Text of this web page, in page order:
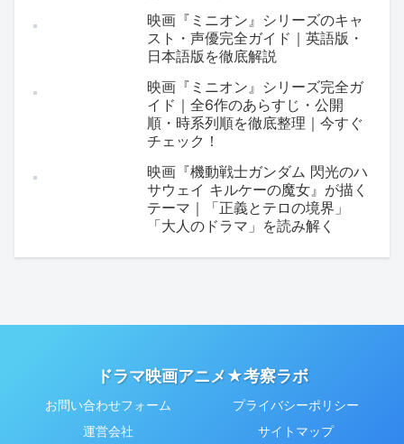
映画『ミニオン』シリーズのキャ
スト・声優完全ガイド｜英語版・
日本語版を徹底解説
映画『ミニオン』シリーズ完全ガ
イド｜全6作のあらすじ・公開
順・時系列順を徹底整理｜今すぐ
チェック！
映画『機動戦士ガンダム 閃光のハ
サウェイ キルケーの魔女』が描く
テーマ｜「正義とテロの境界」
「大人のドラマ」を読み解く
ドラマ映画アニメ★考察ラボ
お問い合わせフォーム
プライバシーポリシー
運営会社
サイトマップ